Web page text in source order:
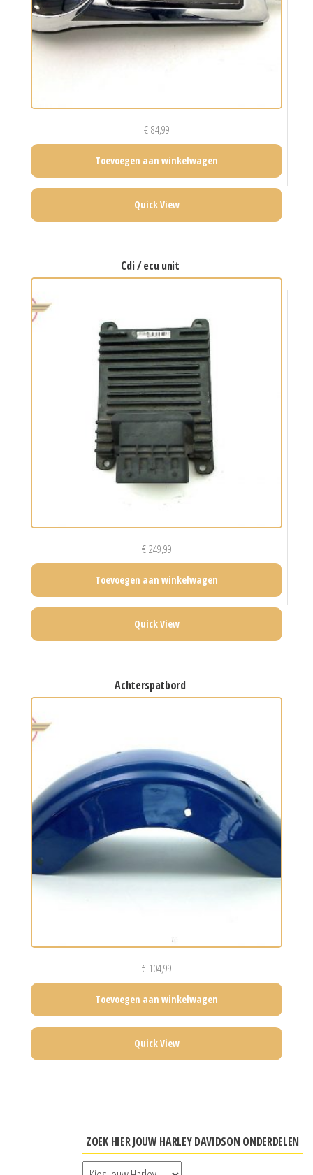
€84,99
Toevoegen aan winkelwagen
Quick View
cdi / ecu unit
€249,99
Toevoegen aan winkelwagen
Quick View
achterspatbord
€104,99
Toevoegen aan winkelwagen
Quick View
ZOEK HIER JOUW HARLEY DAVIDSON ONDERDELEN